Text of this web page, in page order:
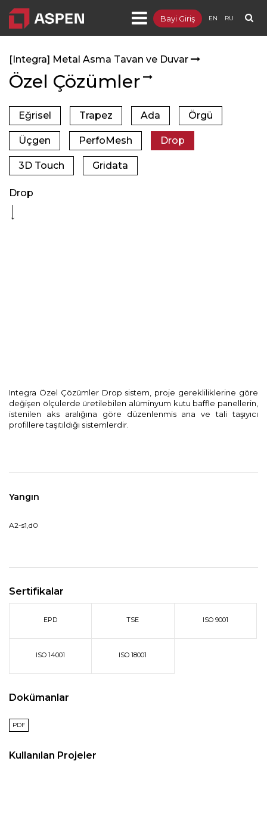
EN RU
Bayi Giriş
- [Integra] Metal Asma Tavan ve Duvar
- [Sepia] Ahşap Asma Tavan ve Duvar
- [Targa] Yükseltilmiş Döşeme
- [Lumuner] LED Aydınlatma
- [Dendro] Lamine Parke
[Integra] Metal Asma Tavan ve Duvar
Özel Çözümler
Eğrisel Trapez Ada Örgü
Üçgen PerfoMesh Drop
3D Touch Gridata
Drop
Integra Özel Çözümler Drop sistem, proje gerekliliklerine göre
değişen ölçülerde üretilebilen alüminyum kutu baffle panellerin,
istenilen aks aralığına göre düzenlenmis ana ve tali taşıyıcı
profillere taşıtıldığı sistemlerdir.
Yangın
A2-s1,d0
Sertifikalar
EPD TSE ISO 9001
ISO 14001 ISO 18001
Dokümanlar
PDF
Kullanılan Projeler